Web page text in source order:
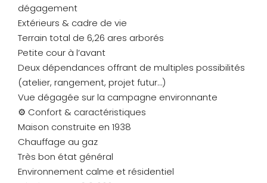
dégagement
Extérieurs & cadre de vie
Terrain total de 6,26 ares arborés
Petite cour à l’avant
Deux dépendances offrant de multiples possibilités
(atelier, rangement, projet futur…)
Vue dégagée sur la campagne environnante
⚙ Confort & caractéristiques
Maison construite en 1938
Chauffage au gaz
Très bon état général
Environnement calme et résidentiel